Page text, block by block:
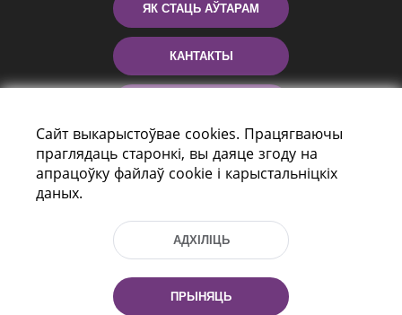
ЯК СТАЦЬ АЎТАРАМ
КАНТАКТЫ
праспект Незалежнасці 116
г. Мiнск, Рэспубліка Беларусь, 220114
Сайт выкарыстоўвае cookies. Працягваючы
праглядаць старонкі, вы даяце згоду на
апрацоўку файлаў cookie і карыстальніцкіх
даных.
АДХІЛІЦЬ
ПРЫНЯЦЬ